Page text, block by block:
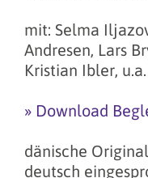
mit: Selma
Andresen, Lars
Kristian Ibler, u.a.
» Download
dänische
deutsch